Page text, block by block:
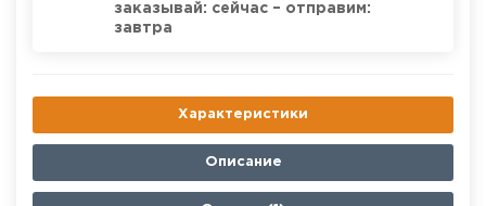
заказывай: сейчас – отправим:
завтра
Характеристики
Описание